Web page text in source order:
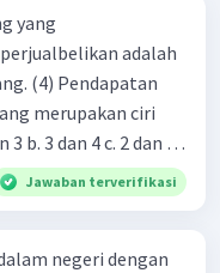
yang
adalah
(4) Pendapatan
merupakan ciri
b. 3 dan 4 c. 2 dan 3
Jawaban terverifikasi
negeri dengan